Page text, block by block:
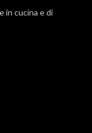
in cucina e di